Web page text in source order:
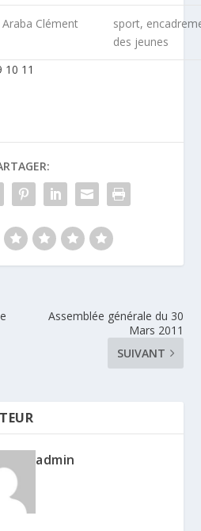
Araba Clément
sport,
des jeunes
10 11
Assemblée générale du 30
Mars 2011
SUIVANT
admin